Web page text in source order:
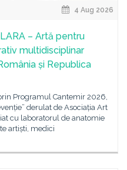
4 Aug 2026
– Artă pentru
multidisciplinar
și Republica
Programul Cantemir 2026,
derulat de Asociația Art
cu laboratorul de anatomie
artiști, medici